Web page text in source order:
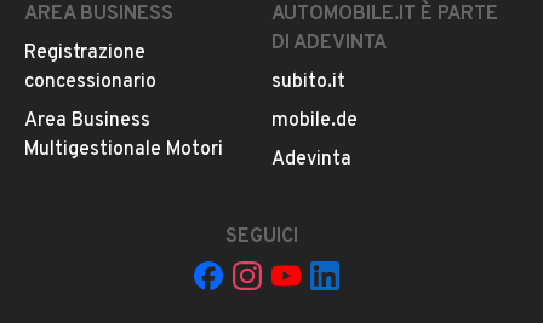
CONSUMI ESTETICA E
USATO
AREA BUSINESS
Registrazione
concessionario
Area Business
Multigestionale Motori
AUTOMOBILE.IT È PARTE
DI ADEVINTA
subito.it
mobile.de
Adevinta
SEGUICI